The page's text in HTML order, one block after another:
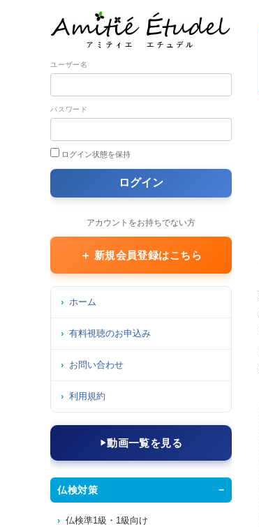
ユーザー名
パスワード
ログイン状態を保持
アカウントをお持ちでない方
＋ 新規会員登録はこちら
ホーム
有料視聴のお申込み
お問い合わせ
利用規約
動画一覧を見る
仏検対策
仏検準1級・1級向け